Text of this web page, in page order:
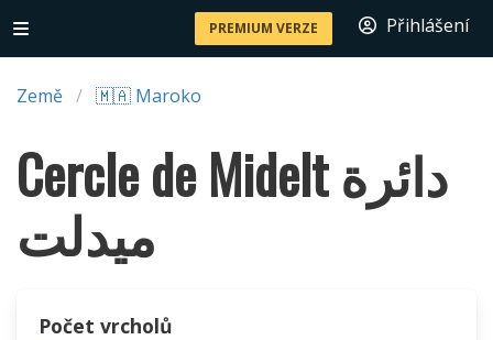
PREMIUM VERZE Přihlášení
Země 🇲🇦 Maroko
Cercle de Midelt دائرة
ميدلت
Počet vrcholů